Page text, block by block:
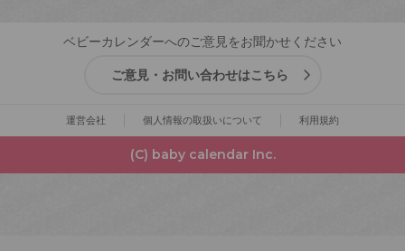
ベビーカレンダーへのご意見をお聞かせください
ご意見・お問い合わせはこちら
運営会社 個人情報の取扱いについて 利用規約
(C) baby calendar Inc.